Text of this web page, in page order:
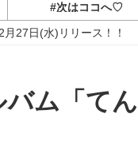
#次はココへ♡
27日(水)リリース！！
ム「て